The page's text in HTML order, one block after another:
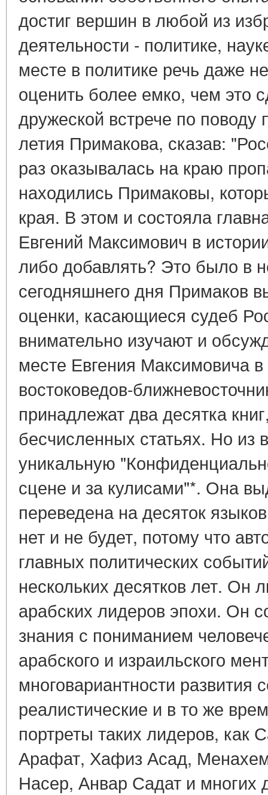
достиг вершин в любой из
деятельности - политике,
месте в политике речь даже
оценить более емко, чем это
дружеской встрече по
летия Примакова, сказав:
раз оказывалась на краю
находились Примаковы,
края. В этом и состояла
Евгений Максимович в
либо добавлять? Это было в
сегодняшнего дня Примаков
оценки, касающиеся судеб
внимательно изучают и
месте Евгения Максимовича
востоковедов-
принадлежат два десятка
бесчисленных статьях. Но из
уникальную
сцене и за кулисами"*. Она
переведена на десяток
нет и не будет, потому что
главных политических
нескольких десятков лет. Он
арабских лидеров эпохи. Он
знания с пониманием
арабского и израильского
многовариантности
реалистические и в то же
портреты таких лидеров, как
Арафат, Хафиз Асад,
Насер, Анвар Садат и многих